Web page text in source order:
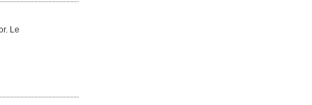
Le